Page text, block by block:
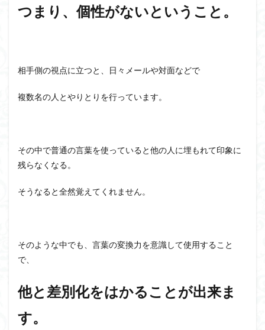
つまり、個性がないということ。
相手側の視点に立つと、日々メールや対面などで
複数名の人とやりとりを行っています。
その中で普通の言葉を使っていると他の人に埋もれて印象に
残らなくなる。
そうなると全然覚えてくれません。
そのような中でも、言葉の変換力を意識して使用すること
で、
他と差別化をはかることが出来ま
す。